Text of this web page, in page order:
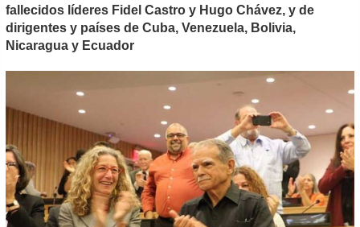
fallecidos líderes Fidel Castro y Hugo Chávez, y de
dirigentes y países de Cuba, Venezuela, Bolivia,
Nicaragua y Ecuador